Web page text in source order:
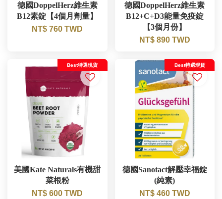
德國DoppelHerz維生素
B12素錠【4個月劑量】
NT$ 760 TWD
德國DoppelHerz維生素
B12+C+D3能量免疫錠
【3個月份】
NT$ 890 TWD
Best特選現貨
美國Kate Naturals有機甜
菜根粉
NT$ 600 TWD
Best特選現貨
德國Sanotact解壓幸福錠
(純素)
NT$ 460 TWD